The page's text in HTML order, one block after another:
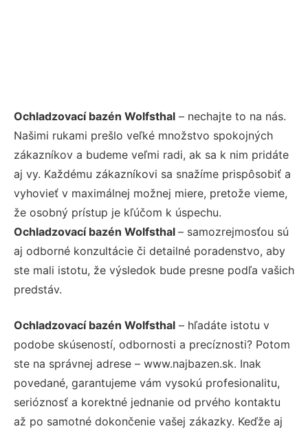
Ochladzovací bazén Wolfsthal – nechajte to na nás.
Našimi rukami prešlo veľké množstvo spokojných
zákazníkov a budeme veľmi radi, ak sa k nim pridáte
aj vy. Každému zákazníkovi sa snažíme prispôsobiť a
vyhovieť v maximálnej možnej miere, pretože vieme,
že osobný prístup je kľúčom k úspechu.
Ochladzovací bazén Wolfsthal – samozrejmosťou sú
aj odborné konzultácie či detailné poradenstvo, aby
ste mali istotu, že výsledok bude presne podľa vašich
predstáv.
Ochladzovací bazén Wolfsthal – hľadáte istotu v
podobe skúseností, odbornosti a precíznosti? Potom
ste na správnej adrese – www.najbazen.sk. Inak
povedané, garantujeme vám vysokú profesionalitu,
serióznosť a korektné jednanie od prvého kontaktu
až po samotné dokončenie vašej zákazky. Keďže aj